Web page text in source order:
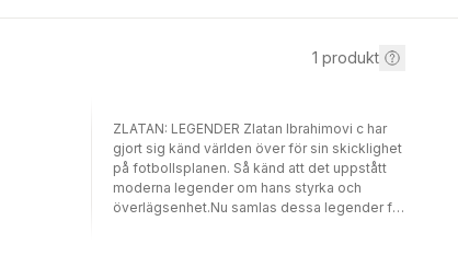
1 produkt
ZLATAN: LEGENDER Zlatan Ibrahimovi c har
gjort sig känd världen över för sin skicklighet
på fotbollsplanen. Så känd att det uppstått
moderna legender om hans styrka och
överlägsenhet.Nu samlas dessa legender för